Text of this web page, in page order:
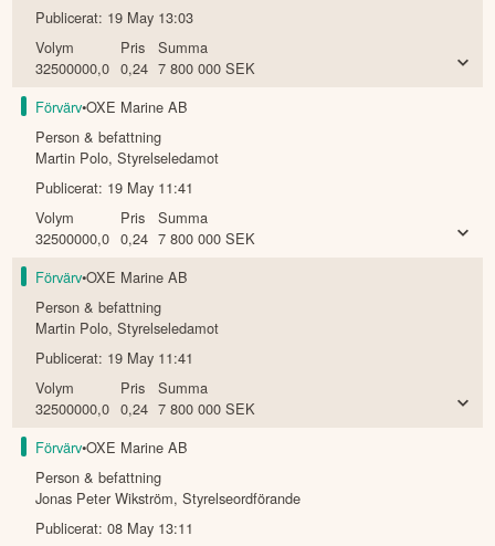
Publicerat: 19 May 13:03
Volym
32500000,0
Pris
0,24
Summa
7 800 000 SEK
Förvärv•OXE Marine AB
Person & befattning
Martin Polo,Styrelseledamot
Publicerat: 19 May 11:41
Volym
32500000,0
Pris
0,24
Summa
7 800 000 SEK
Förvärv•OXE Marine AB
Person & befattning
Martin Polo,Styrelseledamot
Publicerat: 19 May 11:41
Volym
32500000,0
Pris
0,24
Summa
7 800 000 SEK
Förvärv•OXE Marine AB
Person & befattning
Jonas Peter Wikström,Styrelseordförande
Publicerat:08 May 13:11